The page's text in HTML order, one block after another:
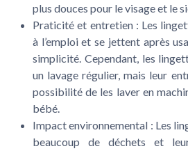
plus douces pour le visage et le
Praticité et entretien: Les
à l’emploi et se jettent après
simplicité. Cependant, les
un lavage régulier, mais leur
possibilité de les laver en
bébé.
Impact environnemental : Les
beaucoup de déchets et